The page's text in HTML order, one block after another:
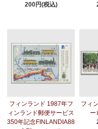
200円(税込)
フィンランド 1987年フ
ィンランド郵便サービス
350年記念FINLANDIA88
フィ
ー